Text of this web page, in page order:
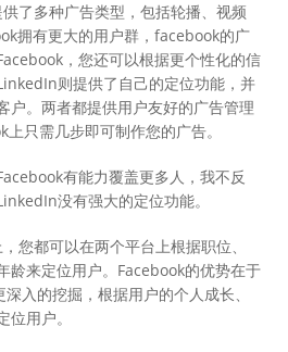
了多种广告类型，包括轮播、视频
拥有更大的用户群，facebook的广
，您还可以根据更个性化的信
则提供了自己的定位功能，并
户。两者都提供用户友好的广告管理
只需几步即可制作您的广告。
有能力覆盖更多人，我不反
没有强大的定位功能。
您都可以在两个平台上根据职位、
龄来定位用户。Facebook的优势在于
入的挖掘，根据用户的个人成长、
用户。